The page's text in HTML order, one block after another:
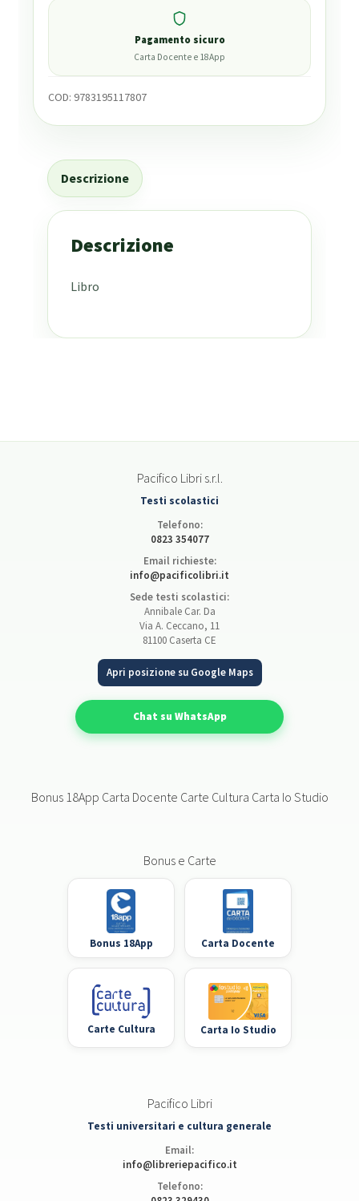
Pagamento sicuro
Carta Docente e 18App
COD: 9783195117807
Descrizione
Descrizione
Libro
Pacifico Libri s.r.l.
Testi scolastici
Telefono:
0823 354077
Email richieste:
info@pacificolibri.it
Sede testi scolastici:
Annibale Car. Da
Via A. Ceccano, 11
81100 Caserta CE
Apri posizione su Google Maps
Chat su WhatsApp
Bonus 18App Carta Docente Carte Cultura Carta Io Studio
Bonus e Carte
Bonus 18App Carta Docente
Carte Cultura Carta Io Studio
Pacifico Libri
Testi universitari e cultura generale
Email:
info@libreriepacifico.it
Telefono: